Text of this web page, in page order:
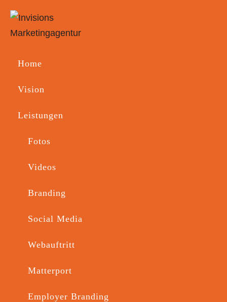
Bike Women Camp
Home
Vision
Leistungen
Fotos
Videos
Branding
Social Media
Webauftritt
Matterport
Employer Branding